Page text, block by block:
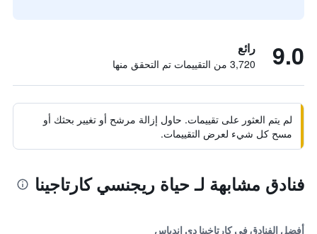
9.0 رائع
3,720 من التقييمات تم التحقق منها
لم يتم العثور على تقييمات. حاول إزالة مرشح أو تغيير بحثك أو
مسح كل شيء لعرض التقييمات.
فنادق مشابهة لـ حياة ريجنسي كارتاجينا
أفضل الفنادق في كارتاخينا دي إندياس